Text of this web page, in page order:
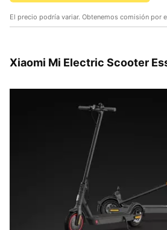
El precio podría variar. Obtenemos comisión por
Xiaomi Mi Electric Scooter